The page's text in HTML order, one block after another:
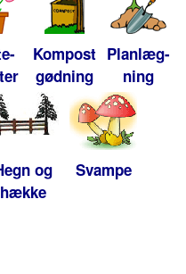
Kompost
gødning
Planlæg-
ning
og
hække
Svampe